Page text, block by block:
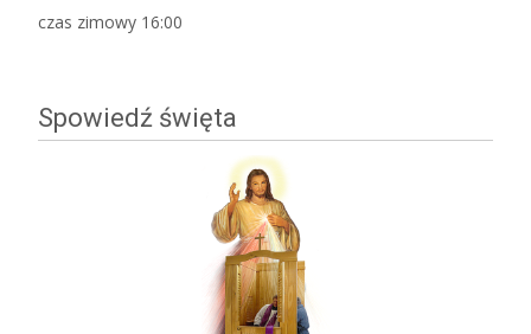
czas zimowy 16:00
Spowiedź święta